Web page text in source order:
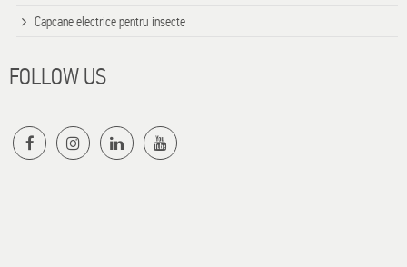
Capcane electrice pentru insecte
FOLLOW US